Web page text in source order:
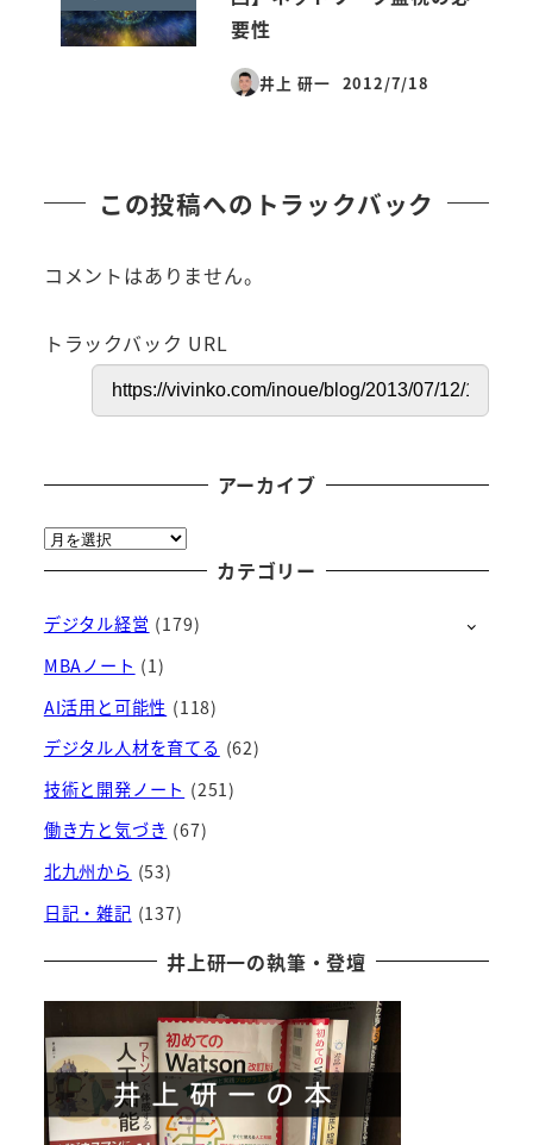
要性
井上 研一
投稿日
2012/7/18
この投稿へのトラックバック
コメントはありません。
トラックバック URL
アーカイブ
ア
ー
イ
ブ
カテゴリー
デジタル経営 (179)
MBAノート (1)
AI活用と可能性 (118)
デジタル人材を育てる (62)
技術と開発ノート (251)
働き方と気づき (67)
北九州から (53)
日記・雑記 (137)
井上研一の執筆・登壇